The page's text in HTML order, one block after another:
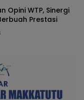
Opini WTP, Sinergi
Prestasi